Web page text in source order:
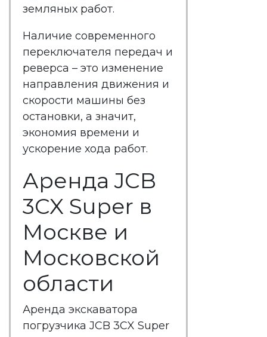
земляных работ.
Наличие современного
переключателя передач и
реверса – это изменение
направления движения и
скорости машины без
остановки, а значит,
экономия времени и
ускорение хода работ.
Аренда JCB
3CX Super в
Москве и
Московской
области
Аренда экскаватора
погрузчика JCB 3CX Super